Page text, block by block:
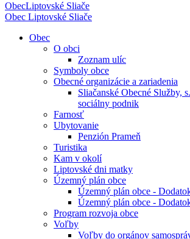
ObecLiptovské Sliače
Obec Liptovské Sliače
Obec
O obci
Zoznam ulíc
Symboly obce
Obecné organizácie a zariadenia
Sliačanské Obecné Služby,
sociálny podnik
Farnosť
Ubytovanie
Penzión Prameň
Turistika
Kam v okolí
Liptovské dni matky
Územný plán obce
Územný plán obce -
Územný plán obce -
Program rozvoja obce
Voľby
Voľby do orgánov